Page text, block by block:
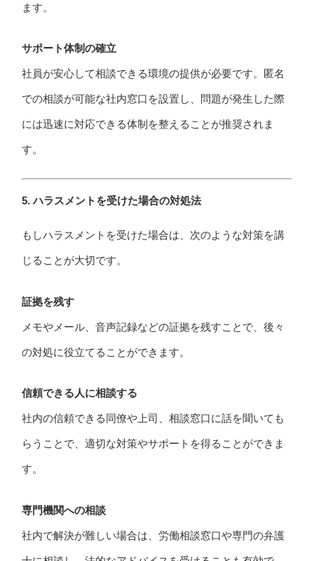
ます。
サポート体制の確立
社員が安心して相談できる環境の提供が必要です。匿名
での相談が可能な社内窓口を設置し、問題が発生した際
には迅速に対応できる体制を整えることが推奨されま
す。
5. ハラスメントを受けた場合の対処法
もしハラスメントを受けた場合は、次のような対策を講
じることが大切です。
証拠を残す
メモやメール、音声記録などの証拠を残すことで、後々
の対処に役立てることができます。
信頼できる人に相談する
社内の信頼できる同僚や上司、相談窓口に話を聞いても
らうことで、適切な対策やサポートを得ることができま
す。
専門機関への相談
社内で解決が難しい場合は、労働相談窓口や専門の弁護